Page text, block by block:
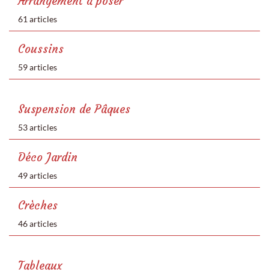
61 articles
Coussins
59 articles
Suspension de Pâques
53 articles
Déco Jardin
49 articles
Crèches
46 articles
Tableaux